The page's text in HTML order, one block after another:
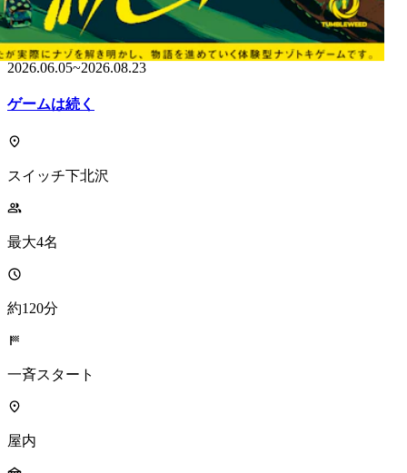
開催中
2026.06.05~2026.08.23
ゲームは続く
スイッチ下北沢
最大4名
約120分
一斉スタート
屋内